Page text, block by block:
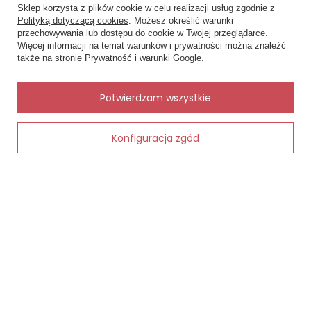
Dodaj do koszyka
Status zamówienia
Śledzenie przesyłki
Chcę zwrócić produkt
Kontakt
×
✨ Asystent zakupowy
Napisz czego szukasz — pokażę
gotowe propozycje.
Sklep korzysta z plików cookie w celu realizacji usług zgodnie z
Polityką dotyczącą cookies. Możesz określić warunki
przechowywania lub dostępu do cookie w Twojej przeglądarce.
Więcej informacji na temat warunków i prywatności można znaleźć
także na stronie Prywatność i warunki Google.
Konfiguracja zgód
Potwierdzam wszystkie